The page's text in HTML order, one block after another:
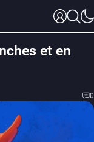
et en
0